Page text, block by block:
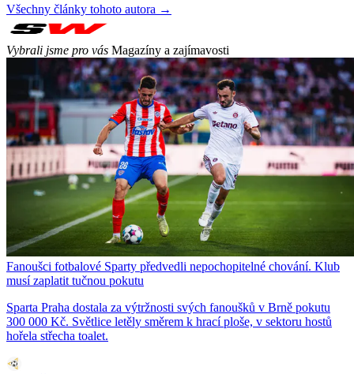
Všechny články tohoto autora →
Vybrali jsme pro vás Magazíny a zajímavosti
Fanoušci fotbalové Sparty předvedli nepochopitelné chování. Klub
musí zaplatit tučnou pokutu
Sparta Praha dostala za výtržnosti svých fanoušků v Brně pokutu
300 000 Kč. Světlice letěly směrem k hrací ploše, v sektoru hostů
hořela střecha toalet.